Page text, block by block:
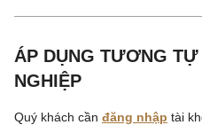
ÁP DỤNG TƯƠNG TỰ
NGHIỆP
Quý khách cần đăng nhập tài